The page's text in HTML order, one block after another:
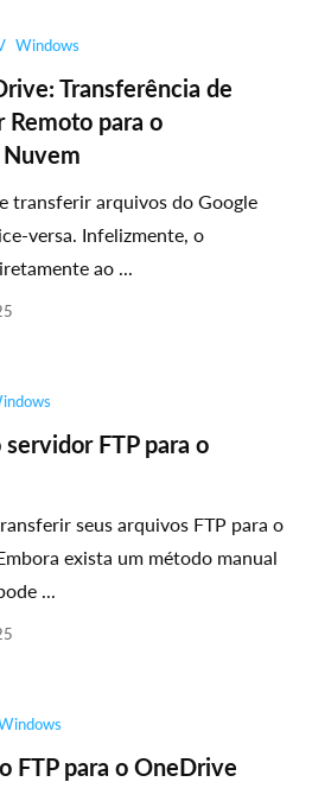
Windows
Transferência de
Remoto para o
transferir arquivos do Google
versa. Infelizmente, o
ao ...
FTP para o
seus arquivos FTP para o
exista um método manual
...
FTP para o OneDrive